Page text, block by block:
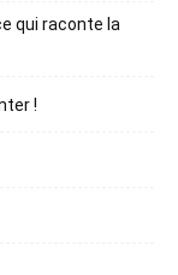
qui raconte la
!